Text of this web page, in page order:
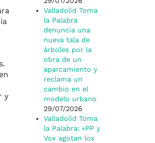
y
Valladolid Toma
la Palabra
denuncia una
nueva tala de
árboles por la
obra de un
aparcamiento y
reclama un
cambio en el
modelo urbano
29/07/2026
Valladolid Toma
la Palabra: «PP y
Vox agotan los